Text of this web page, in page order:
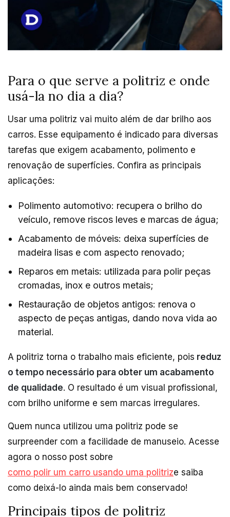
Para o que serve a politriz e onde
usá-la no dia a dia?
Usar uma politriz vai muito além de dar brilho aos
carros. Esse equipamento é indicado para diversas
tarefas que exigem acabamento, polimento e
renovação de superfícies. Confira as principais
aplicações:
Polimento automotivo: recupera o brilho do
veículo, remove riscos leves e marcas de água;
Acabamento de móveis: deixa superfícies de
madeira lisas e com aspecto renovado;
Reparos em metais: utilizada para polir peças
cromadas, inox e outros metais;
Restauração de objetos antigos: renova o
aspecto de peças antigas, dando nova vida ao
material.
A politriz torna o trabalho mais eficiente, pois reduz
o tempo necessário para obter um acabamento
de qualidade. O resultado é um visual profissional,
com brilho uniforme e sem marcas irregulares.
Quem nunca utilizou uma politriz pode se
surpreender com a facilidade de manuseio. Acesse
agora o nosso post sobre
como polir um carro usando uma politrize saiba
como deixá-lo ainda mais bem conservado!
Principais tipos de politriz